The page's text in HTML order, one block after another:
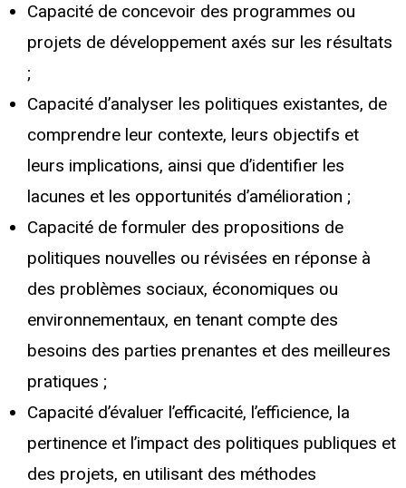
Capacité de concevoir des programmes ou
projets de développement axés sur les résultats
;
Capacité d’analyser les politiques existantes, de
comprendre leur contexte, leurs objectifs et
leurs implications, ainsi que d’identifier les
lacunes et les opportunités d’amélioration ;
Capacité de formuler des propositions de
politiques nouvelles ou révisées en réponse à
des problèmes sociaux, économiques ou
environnementaux, en tenant compte des
besoins des parties prenantes et des meilleures
pratiques ;
Capacité d’évaluer l’efficacité, l’efficience, la
pertinence et l’impact des politiques publiques et
des projets, en utilisant des méthodes